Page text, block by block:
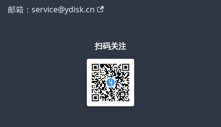
邮箱：service@ydisk.cn
扫码关注